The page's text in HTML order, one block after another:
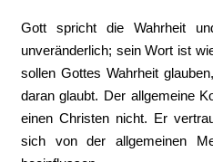
Gott spricht die Wahrheit
unveränderlich; sein Wort ist
sollen Gottes Wahrheit
daran glaubt. Der allgemeine
einen Christen nicht. Er
sich von der allgemeinen